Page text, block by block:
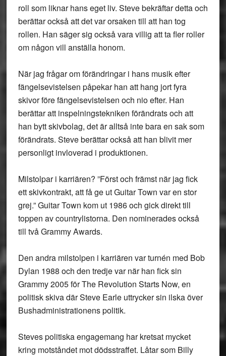
roll som liknar hans eget liv. Steve bekräftar detta och
berättar också att det var orsaken till att han tog
rollen. Han säger sig också vara villig att ta fler roller
om någon vill anställa honom.
När jag frågar om förändringar i hans musik efter
fängelsevistelsen påpekar han att hang jort fyra
skivor före fängelsevistelsen och nio efter. Han
berättar att inspelningstekniken förändrats och att
han bytt skivbolag, det är alltså inte bara en sak som
förändrats. Steve berättar också att han blivit mer
personligt invloverad i produktionen.
Milstolpar i karriären? ”Först och främst när jag fick
ett skivkontrakt, att få ge ut Guitar Town var en stor
grej.” Guitar Town kom ut 1986 och gick direkt till
toppen av countrylistorna. Den nominerades också
till två Grammy Awards.
Den andra milstolpen i karriären var turnén med Bob
Dylan 1988 och den tredje var när han fick sin
Grammy 2005 för The Revolution Starts Now, en
politisk skiva där Steve Earle uttrycker sin ilska över
Bushadministrationens politik.
Steves politiska engagemang har kretsat mycket
kring motståndet mot dödsstraffet. Låtar som Billy